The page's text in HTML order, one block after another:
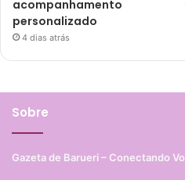
acompanhamento
personalizado
4 dias atrás
Sobre
Gazeta de Barueri – Conectando